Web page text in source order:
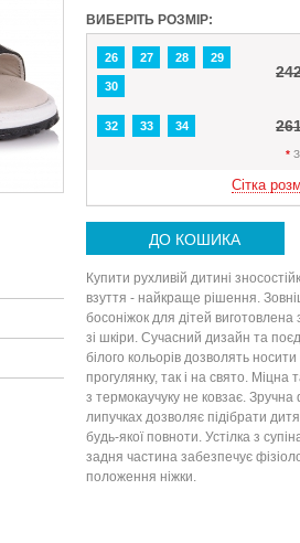
ВИБЕРІТЬ РОЗМІР:
26 27 28 29
30
32 33 34
*
Сітка
ДО КОШИКА
Купити рухливій дитині
взуття - найкраще рішення.
босоніжок для дітей виготовлена
зі шкіри. Сучасний дизайн та
білого кольорів дозволять
прогулянку, так і на свято. Міцна
з термокаучуку не ковзає. Зручна
липучках дозволяє підібрати
будь-якої повноти. Устілка з
задня частина забезпечує
положення ніжки.